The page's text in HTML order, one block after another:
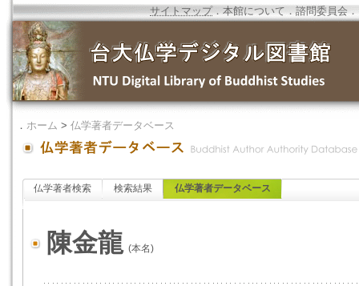
サイトマップ．本館について ．諮問委員会 ．
． ホーム > 仏学著者データベース
仏学著者検索 検索結果 仏学著者データベース
陳金龍(本名)